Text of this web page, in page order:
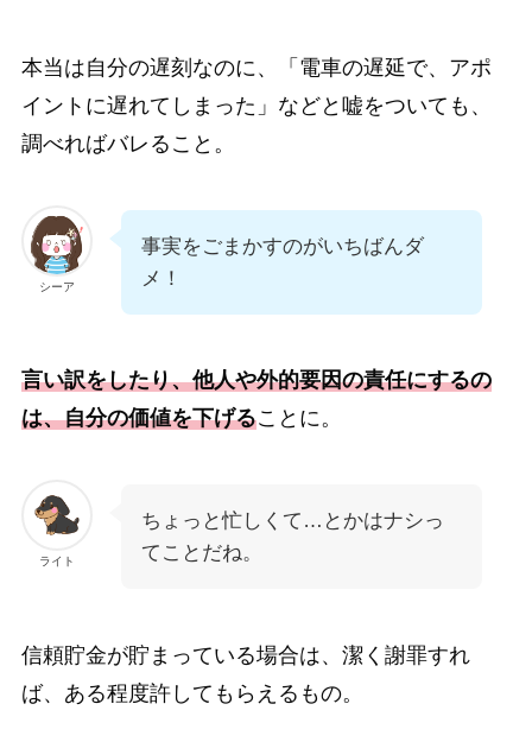
本当は自分の遅刻なのに、「電車の遅延で、アポ
イントに遅れてしまった」などと嘘をついても、
調べればバレること。
シーア
事実をごまかすのがいちばんダ
メ！
言い訳をしたり、他人や外的要因の責任にするの
は、自分の価値を下げることに。
ライト
ちょっと忙しくて…とかはナシっ
てことだね。
信頼貯金が貯まっている場合は、潔く謝罪すれ
ば、ある程度許してもらえるもの。